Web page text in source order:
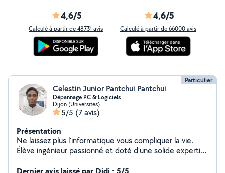
4,6/5
Calculé à partir de 48731 avis
4,6/5
Calculé à partir de 66000 avis
Particulier
Celestin Junior Pantchui Pantchui
Dépannage PC & Logiciels
Dijon (Universites)
5/5 (7 avis)
Présentation
Ne laissez plus l'informatique vous compliquer la vie.
Élève ingénieur passionné et doté d'une solide expertise
résoudre vos tracas numériques. Mobile sur l'axe Dijon -